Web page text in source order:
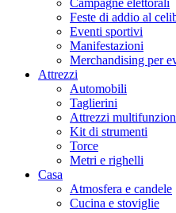
Feste di addio al
Eventi sportivi
Manifestazioni
Merchandising per
Attrezzi
Automobili
Taglierini
Attrezzi
Kit di strumenti
Torce
Metri e righelli
Casa
Atmosfera e candele
Cucina e stoviglie